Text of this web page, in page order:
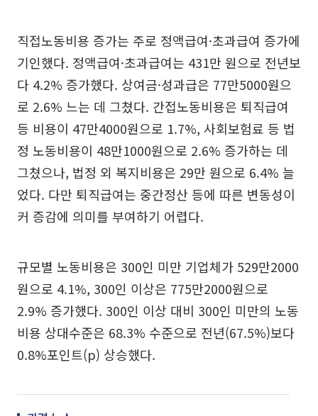
직접노동비용 증가는 주로 정액급여·초과급여 증가에
기인했다. 정액급여·초과급여는 431만 원으로 전년보
다 4.2% 증가했다. 상여금·성과급은 77만5000원으
로 2.6% 느는 데 그쳤다. 간접노동비용은 퇴직급여
등 비용이 47만4000원으로 1.7%, 사회보험료 등 법
정 노동비용이 48만1000원으로 2.6% 증가하는 데
그쳤으나, 법정 외 복지비용은 29만 원으로 6.4% 늘
었다. 다만 퇴직급여는 중간정산 등에 따른 변동성이
커 증감에 의미를 부여하기 어렵다.
규모별 노동비용은 300인 미만 기업체가 529만2000
원으로 4.1%, 300인 이상은 775만2000원으로
2.9% 증가했다. 300인 이상 대비 300인 미만의 노동
비용 상대수준은 68.3% 수준으로 전년(67.5%)보다
0.8%포인트(p) 상승했다.